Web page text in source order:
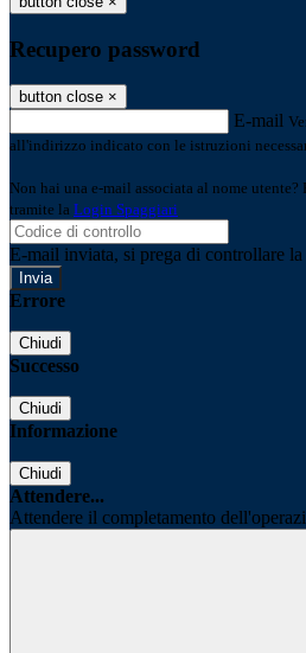
Recupero password
button close ×
E-mail
all'indirizzo indicato con le istruzioni
Non hai una e-mail associata al nome
tramite la Login Spaggiari
E-mail inviata, si prega di controllare
Errore
Chiudi
Successo
Chiudi
Informazione
Chiudi
Attendere...
Attendere il completamento